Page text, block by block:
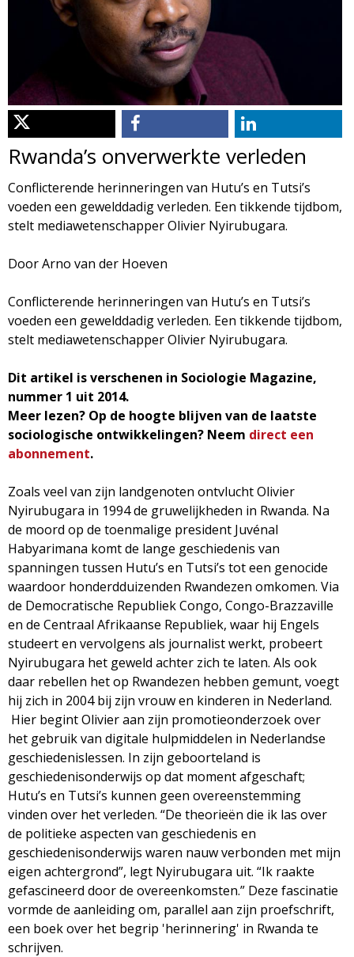
l
o
g
i
e
M
a
g
a
z
i
n
e
n
u
Rwanda’s onverwerkte verleden
Conflicterende herinneringen van Hutu’s en Tutsi’s
voeden een gewelddadig verleden. Een tikkende tijdbom,
stelt mediawetenschapper Olivier Nyirubugara.
Door Arno van der Hoeven
Conflicterende herinneringen van Hutu’s en Tutsi’s
voeden een gewelddadig verleden. Een tikkende tijdbom,
stelt mediawetenschapper Olivier Nyirubugara.
Dit artikel is verschenen in Sociologie Magazine,
nummer 1 uit 2014.
Meer lezen? Op de hoogte blijven van de laatste
sociologische ontwikkelingen? Neem direct een
abonnement.
Zoals veel van zijn landgenoten ontvlucht Olivier
Nyirubugara in 1994 de gruwelijkheden in Rwanda. Na
de moord op de toenmalige president Juvénal
Habyarimana komt de lange geschiedenis van
spanningen tussen Hutu’s en Tutsi’s tot een genocide
waardoor honderdduizenden Rwandezen omkomen. Via
de Democratische Republiek Congo, Congo-Brazzaville
en de Centraal Afrikaanse Republiek, waar hij Engels
studeert en vervolgens als journalist werkt, probeert
Nyirubugara het geweld achter zich te laten. Als ook
daar rebellen het op Rwandezen hebben gemunt, voegt
hij zich in 2004 bij zijn vrouw en kinderen in Nederland.
Hier begint Olivier aan zijn promotieonderzoek over
het gebruik van digitale hulpmiddelen in Nederlandse
geschiedenislessen. In zijn geboorteland is
geschiedenisonderwijs op dat moment afgeschaft;
Hutu’s en Tutsi’s kunnen geen overeenstemming
vinden over het verleden. “De theorieën die ik las over
de politieke aspecten van geschiedenis en
geschiedenisonderwijs waren nauw verbonden met mijn
eigen achtergrond”, legt Nyirubugara uit. “Ik raakte
gefascineerd door de overeenkomsten.” Deze fascinatie
vormde de aanleiding om, parallel aan zijn proefschrift,
een boek over het begrip 'herinnering' in Rwanda te
schrijven.